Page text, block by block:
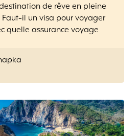
de rêve en pleine
il un visa pour voyager
quelle assurance voyage